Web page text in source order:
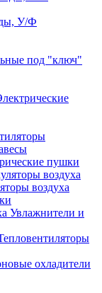
У/Ф
под "ключ"
пушки
воздуха
Увлажнители и
охладители